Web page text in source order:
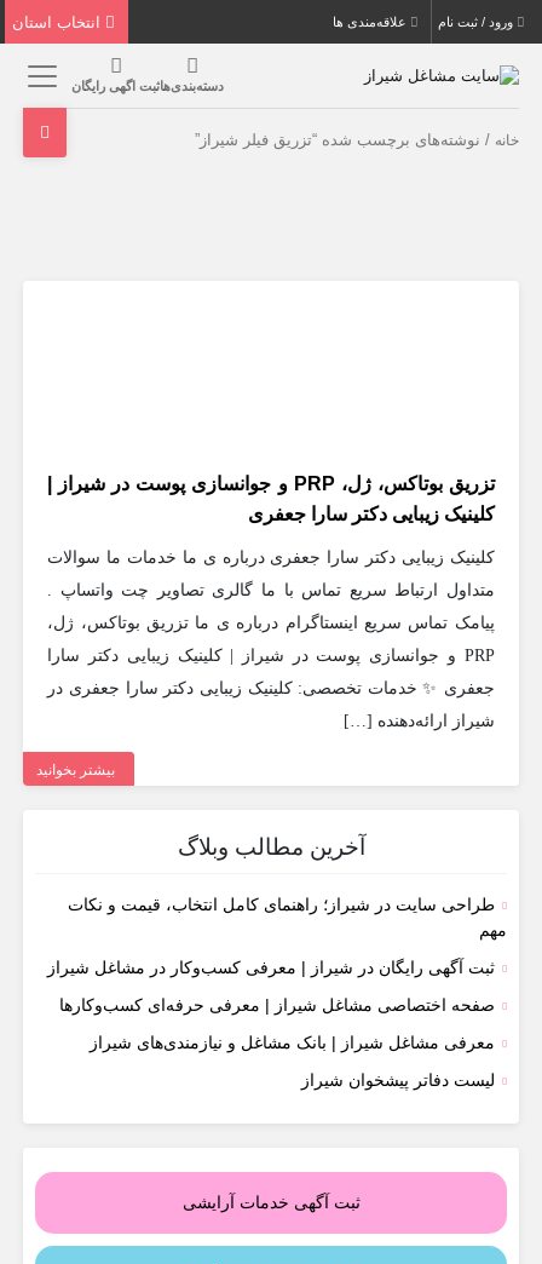
ورود / ثبت نام علاقه‌مندی ها
دسته‌بندی‌هاثبت اگهی رایگان
خانه / نوشته‌های برچسب شده “تزریق فیلر شیراز”
تزریق بوتاکس، ژل، PRP و جوانسازی پوست در شیراز |
کلینیک زیبایی دکتر سارا جعفری
کلینیک زیبایی دکتر سارا جعفری درباره ی ما خدمات ما سوالات
متداول ارتباط سریع تماس با ما گالری تصاویر چت واتساپ .
پیامک تماس سریع اینستاگرام درباره ی ما تزریق بوتاکس، ژل،
PRP و جوانسازی پوست در شیراز | کلینیک زیبایی دکتر سارا
جعفری ✨ خدمات تخصصی: کلینیک زیبایی دکتر سارا جعفری در
شیراز ارائه‌دهنده […]
بیشتر بخوانید
آخرین مطالب وبلاگ
طراحی سایت در شیراز؛ راهنمای کامل انتخاب، قیمت و نکات
مهم
ثبت آگهی رایگان در شیراز | معرفی کسب‌وکار در مشاغل شیراز
صفحه اختصاصی مشاغل شیراز | معرفی حرفه‌ای کسب‌وکارها
معرفی مشاغل شیراز | بانک مشاغل و نیازمندی‌های شیراز
لیست دفاتر پیشخوان شیراز
ثبت آگهی خدمات آرایشی